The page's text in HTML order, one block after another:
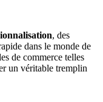
, des
dans le monde de
de commerce telles
un véritable tremplin